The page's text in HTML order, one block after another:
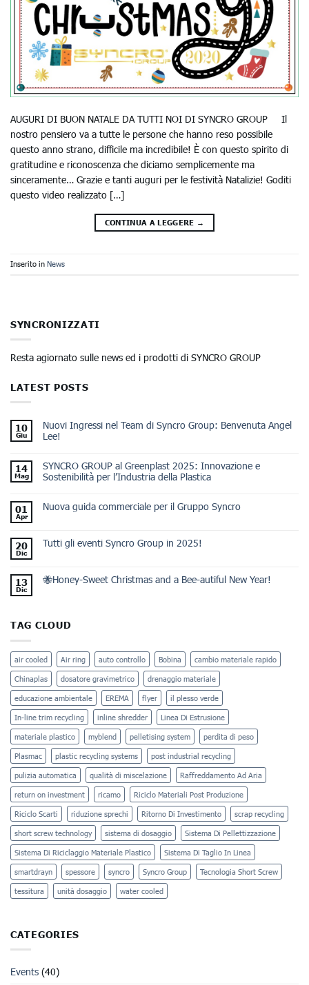
AUGURI DI BUON NATALE DA TUTTI NOI DI SYNCRO GROUP Il
nostro pensiero va a tutte le persone che hanno reso possibile
questo anno strano, difficile ma incredibile! È con questo spirito di
gratitudine e riconoscenza che diciamo semplicemente ma
sinceramente… Grazie e tanti auguri per le festività Natalizie! Goditi
questo video realizzato […]
CONTINUA A LEGGERE →
Inserito in News
SYNCRONIZZATI
Resta agiornato sulle news ed i prodotti di SYNCRO GROUP
LATEST POSTS
10
Giu
Nuovi Ingressi nel Team di Syncro Group: Benvenuta Angel
Lee!
14
Mag
SYNCRO GROUP al Greenplast 2025: Innovazione e
Sostenibilità per l’Industria della Plastica
01
Apr
Nuova guida commerciale per il Gruppo Syncro
20
Dic
Tutti gli eventi Syncro Group in 2025!
13
Dic
🐝Honey-Sweet Christmas and a Bee-autiful New Year!
TAG CLOUD
air cooled Air ring auto controllo Bobina cambio materiale rapido
Chinaplas dosatore gravimetrico drenaggio materiale
educazione ambientale EREMA flyer il plesso verde
In-line trim recycling inline shredder Linea Di Estrusione
materiale plastico myblend pelletising system perdita di peso
Plasmac plastic recycling systems post industrial recycling
pulizia automatica qualità di miscelazione Raffreddamento Ad Aria
return on investment ricamo Riciclo Materiali Post Produzione
Riciclo Scarti riduzione sprechi Ritorno Di Investimento scrap recycling
short screw technology sistema di dosaggio Sistema Di Pellettizzazione
Sistema Di Riciclaggio Materiale Plastico Sistema Di Taglio In Linea
smartdrayn spessore syncro Syncro Group Tecnologia Short Screw
tessitura unità dosaggio water cooled
CATEGORIES
Events (40)